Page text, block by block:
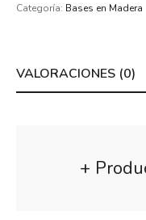
Categoría: Bases en Madera
VALORACIONES (0)
+